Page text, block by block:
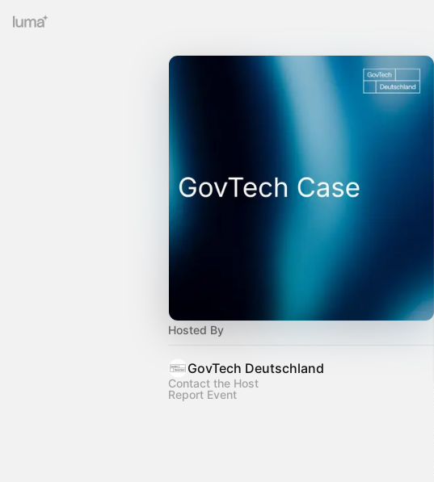
Hosted By
GovTech Deutschland
Contact the Host
Report Event